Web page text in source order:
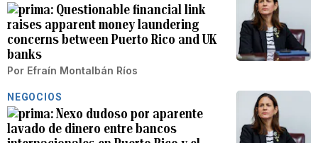
Questionable financial link
raises apparent money laundering
concerns between Puerto Rico and UK
banks
Por Efraín Montalbán Ríos
NEGOCIOS
Nexo dudoso por aparente
lavado de dinero entre bancos